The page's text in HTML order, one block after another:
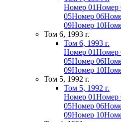
Номер 01Номер
05Номер 06
09Номер 10
Том 6, 1993 г.
Том 6, 1993 г.
Номер 01Номер
05Номер 06
09Номер 10
Том 5, 1992 г.
Том 5, 1992 г.
Номер 01Номер
05Номер 06
09Номер 10